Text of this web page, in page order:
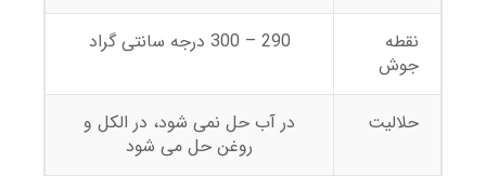
نقطه
جوش
290 – 300 درجه سانتی گراد
حلالیت
در آب حل نمی شود، در الکل و
روغن حل می شود